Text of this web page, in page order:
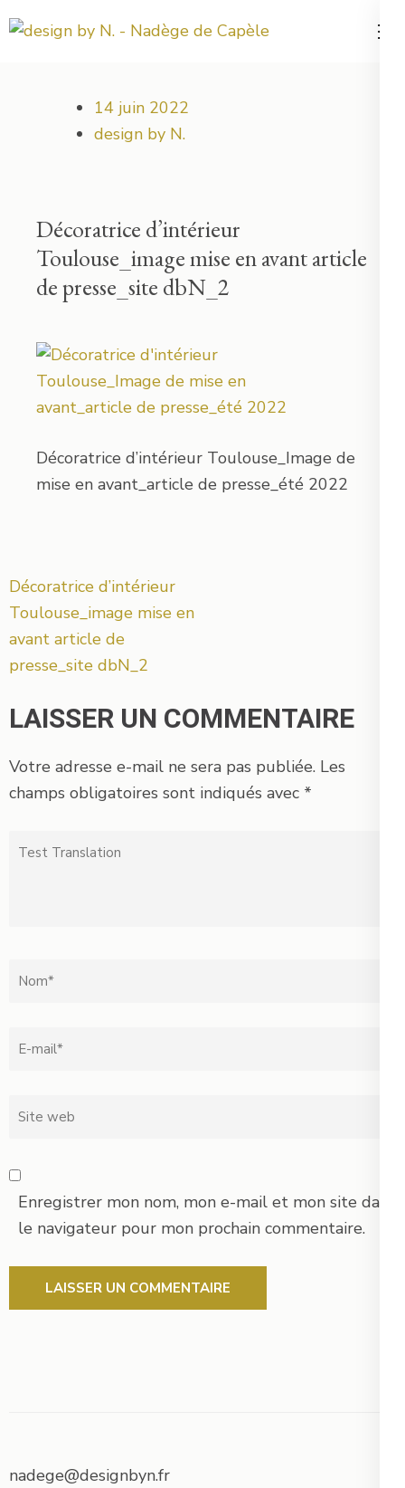
au
14 juin 2022
design by N.
Décoratrice d’intérieur
Toulouse_image mise en avant article
de presse_site dbN_2
Décoratrice d’intérieur Toulouse_Image de
mise en avant_article de presse_été 2022
Navigation
de
l’article
Décoratrice d’intérieur
Toulouse_image mise en
avant article de
presse_site dbN_2
LAISSER UN COMMENTAIRE
Votre adresse e-mail ne sera pas publiée. Les
champs obligatoires sont indiqués avec *
Test
Nom *
Email *
Site
Enregistrer mon nom, mon e-mail et mon site dans
le navigateur pour mon prochain commentaire.
nadege@designbyn.fr